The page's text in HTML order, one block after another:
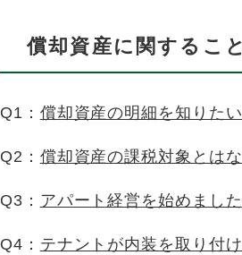
償却資産に関すること
Q1： 償却資産の明細を知りた
Q2： 償却資産の課税対象とは
Q3： アパート経営を始めまし
Q4： テナントが内装を取り付